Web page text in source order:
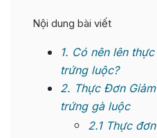
Nội dung bài viết
1 Có nên lên
trứng luộc?
2
Thực Đơn
trứng gà luộc
2.1Thực đơn